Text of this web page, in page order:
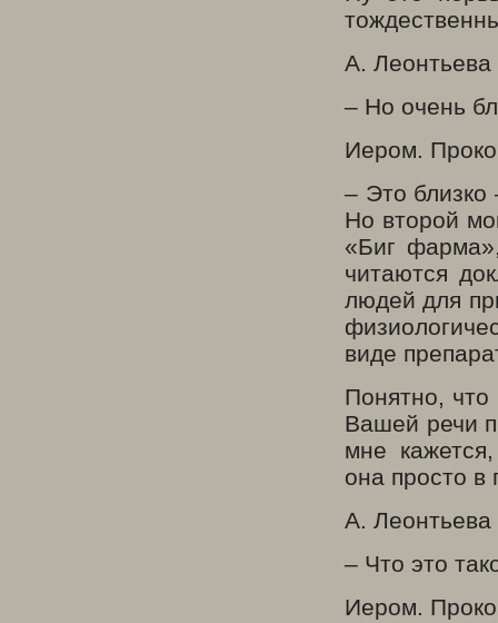
А. Леонтьева
– Но очень
Иером.
– Это близко
Но второй
«Биг
читаются
людей для
виде
Понятно,
Вашей речи
мне
она просто в
А. Леонтьева
– Что это
Иером.